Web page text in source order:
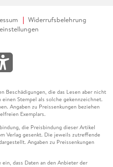
Widerrufsbelehrung
Beschädigungen, die das Lesen aber nicht
Stempel als solche gekennzeichnet.
Angaben zu Preissenkungen beziehen
Exemplars.
die Preisbindung dieser Artikel
Verlag gesenkt. Die jeweils zutreffende
Angaben zu Preissenkungen
dass Daten an den Anbieter der